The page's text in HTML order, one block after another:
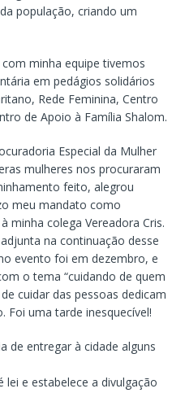
população, criando um
minha equipe tivemos
em pedágios solidários
Rede Feminina, Centro
de Apoio à Família Shalom.
Especial da Mulher
mulheres nos procuraram
feito, alegrou
meu mandato como
minha colega Vereadora Cris.
na continuação desse
evento foi em dezembro, e
o tema “cuidando de quem
cuidar das pessoas dedicam
Foi uma tarde inesquecível!
de entregar à cidade alguns
e estabelece a divulgação